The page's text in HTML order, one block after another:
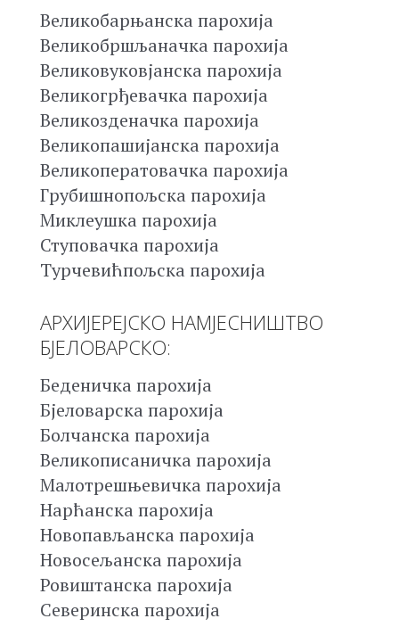
Великобарњанска парохија
Великобршљаначка парохија
Великовуковјанска парохија
Великогрђевачка парохија
Великозденачка парохија
Великопашијанска парохија
Великоператовачка парохија
Грубишнопољска парохија
Миклеушка парохија
Ступовачка парохија
Турчевићпољска парохија
АРХИЈЕРЕЈСКО НАМЈЕСНИШТВО
БЈЕЛОВАРСКО:
Беденичка парохија
Бјеловарска парохија
Болчанска парохија
Великописаничка парохија
Малотрешњевичка парохија
Нарћанска парохија
Новопављанска парохија
Новосељанска парохија
Ровиштанска парохија
Северинска парохија